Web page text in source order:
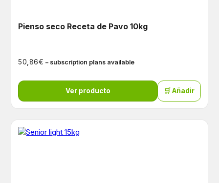
Pienso seco Receta de Pavo 10kg
50,86€ – subscription plans available
Ver producto 🛒 Añadir